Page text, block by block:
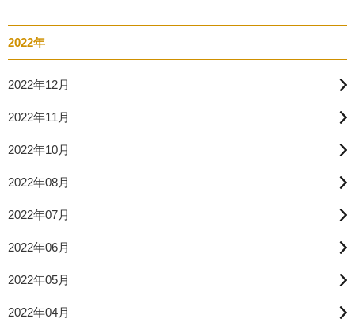
2022年
2022年12月
2022年11月
2022年10月
2022年08月
2022年07月
2022年06月
2022年05月
2022年04月